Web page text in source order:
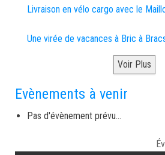
Livraison en vélo cargo avec le
Une virée de vacances à Bric à
Voir Plus
Evènements à venir
Pas d'évènement prévu...